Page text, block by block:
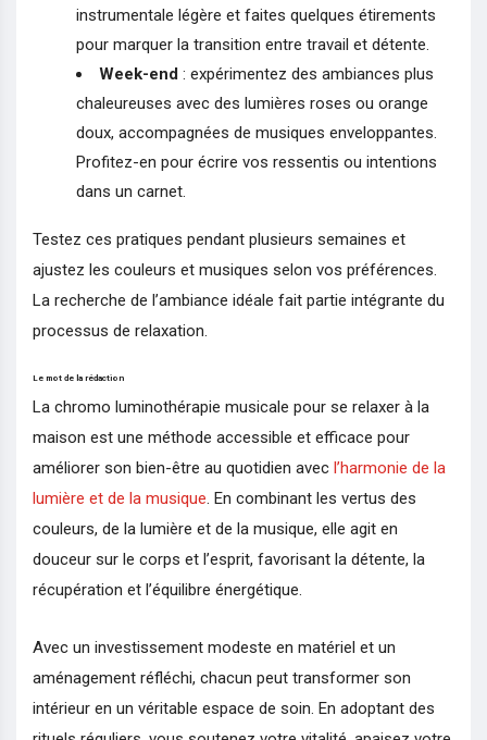
instrumentale légère et faites quelques étirements
pour marquer la transition entre travail et détente.
Week-end : expérimentez des ambiances plus
chaleureuses avec des lumières roses ou orange
doux, accompagnées de musiques enveloppantes.
Profitez-en pour écrire vos ressentis ou intentions
dans un carnet.
Testez ces pratiques pendant plusieurs semaines et
ajustez les couleurs et musiques selon vos préférences.
La recherche de l’ambiance idéale fait partie intégrante du
processus de relaxation.
Le mot de la rédaction
La chromo luminothérapie musicale pour se relaxer à la
maison est une méthode accessible et efficace pour
améliorer son bien-être au quotidien avec l’harmonie de la
lumière et de la musique. En combinant les vertus des
couleurs, de la lumière et de la musique, elle agit en
douceur sur le corps et l’esprit, favorisant la détente, la
récupération et l’équilibre énergétique.
Avec un investissement modeste en matériel et un
aménagement réfléchi, chacun peut transformer son
intérieur en un véritable espace de soin. En adoptant des